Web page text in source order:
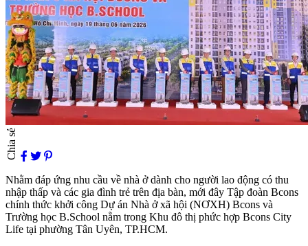
Chia sẻ
Nhằm đáp ứng nhu cầu về nhà ở dành cho người lao động có thu
nhập thấp và các gia đình trẻ trên địa bàn, mới đây Tập đoàn Bcons
chính thức khởi công Dự án Nhà ở xã hội (NƠXH) Bcons và
Trường học B.School nằm trong Khu đô thị phức hợp Bcons City
Life tại phường Tân Uyên, TP.HCM.